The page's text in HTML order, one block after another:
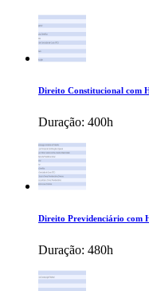
Direito Constitucional com
Duração: 400h
Direito Previdenciário com
Duração: 480h